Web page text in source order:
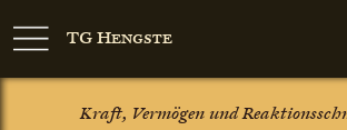
TG Hengste
Kraft, Vermögen und